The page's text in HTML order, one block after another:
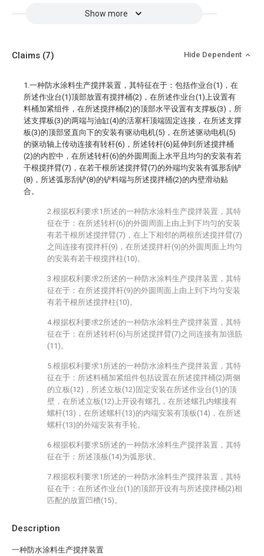
Show more
Description
一种防水涂料生产搅拌装置
Claims (7) Hide Dependent
1.一种防水涂料生产搅拌装置，其特征在于：包括作业台(1)，在
所述作业台(1)顶部放置有搅拌桶(2)，在所述作业台(1)上设置有
料桶加紧组件，在所述搅拌桶(2)的顶部水平设置有支撑板(3)，所
述支撑板(3)的两端与油缸(4)的活塞杆顶端固定连接，在所述支撑
板(3)的顶部竖直向下的安装有驱动电机(5)，在所述驱动电机(5)
的驱动轴上传动连接有转杆(6)，所述转杆(6)延伸到所述搅拌桶
(2)的内腔中，在所述转杆(6)的外圆周面上水平且均匀的安装有若
干根搅拌臂(7)，在若干根所述搅拌臂(7)的外端均安装有弧形刮铲
(8)，所述弧形刮铲(8)的铲料端与所述搅拌桶(2)的内壁滑动贴
合。
2.根据权利要求1所述的一种防水涂料生产搅拌装置，其特
征在于：在所述转杆(6)的外圆周面上由上到下均匀的安装
有若干根所述搅拌臂(7)，在上下相邻的两根所述搅拌臂(7)
之间连接有搅拌杆(9)，在所述搅拌杆(9)的外圆周面上均匀
的安装有若干根搅拌柱(10)。
3.根据权利要求2所述的一种防水涂料生产搅拌装置，其特
征在于：在所述搅拌杆(9)的外圆周面上由上到下均匀安装
有若干根所述搅拌柱(10)。
4.根据权利要求2所述的一种防水涂料生产搅拌装置，其特
征在于：在所述转杆(6)与所述搅拌臂(7)之间连接有加强筋
(11)。
5.根据权利要求1所述的一种防水涂料生产搅拌装置，其特
征在于：所述料桶加紧组件包括设置在所述搅拌桶(2)两侧
的立板(12)，所述立板(12)固定安装在所述作业台(1)的顶
壁，在所述立板(12)上开设有螺孔，在所述螺孔内螺接有
螺杆(13)，在所述螺杆(13)的内端安装有顶板(14)，在所述
螺杆(13)的外端安装有手轮。
6.根据权利要求5所述的一种防水涂料生产搅拌装置，其特
征在于：所述顶板(14)为弧形状。
7.根据权利要求1所述的一种防水涂料生产搅拌装置，其特
征在于：在所述作业台(1)的顶部开设有与所述搅拌桶(2)相
匹配的放置凹槽(15)。